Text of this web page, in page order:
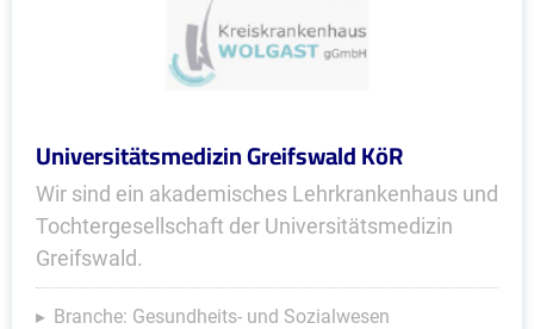
Universitätsmedizin Greifswald KöR
Wir sind ein akademisches Lehrkrankenhaus und
Tochtergesellschaft der Universitätsmedizin
Greifswald.
Branche: Gesundheits- und Sozialwesen